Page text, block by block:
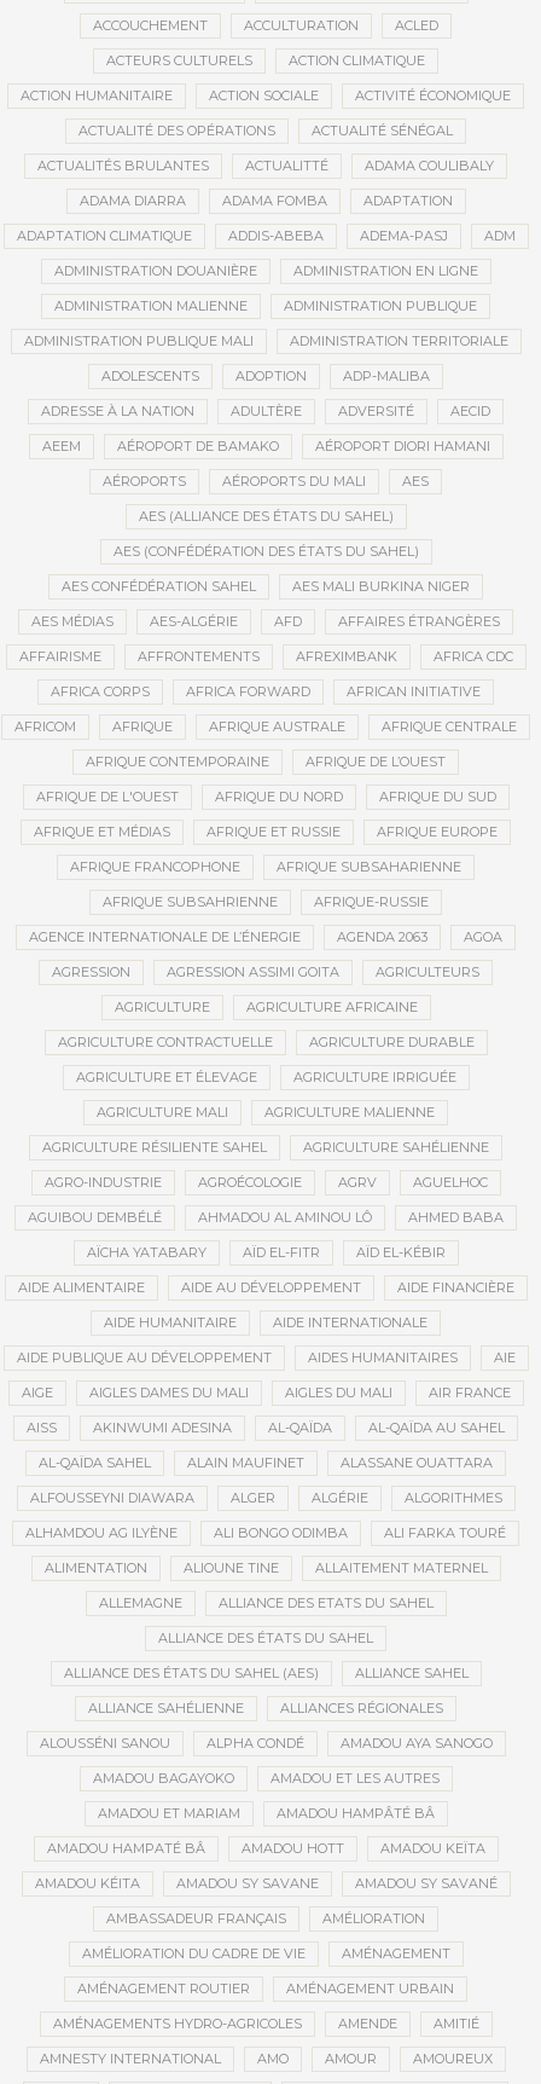
ACCOUCHEMENT ACCULTURATION ACLED
ACTEURS CULTURELS ACTION CLIMATIQUE
ACTION HUMANITAIRE ACTION SOCIALE ACTIVITÉ ÉCONOMIQUE
ACTUALITÉ DES OPÉRATIONS ACTUALITÉ SÉNÉGAL
ACTUALITÉS BRULANTES ACTUALITTÉ ADAMA COULIBALY
ADAMA DIARRA ADAMA FOMBA ADAPTATION
ADAPTATION CLIMATIQUE ADDIS-ABEBA ADEMA-PASJ ADM
ADMINISTRATION DOUANIÈRE ADMINISTRATION EN LIGNE
ADMINISTRATION MALIENNE ADMINISTRATION PUBLIQUE
ADMINISTRATION PUBLIQUE MALI ADMINISTRATION TERRITORIALE
ADOLESCENTS ADOPTION ADP-MALIBA
ADRESSE À LA NATION ADULTÈRE ADVERSITÉ AECID
AEEM AÉROPORT DE BAMAKO AÉROPORT DIORI HAMANI
AÉROPORTS AÉROPORTS DU MALI AES
AES (ALLIANCE DES ÉTATS DU SAHEL)
AES (CONFÉDÉRATION DES ÉTATS DU SAHEL)
AES CONFÉDÉRATION SAHEL AES MALI BURKINA NIGER
AES MÉDIAS AES-ALGÉRIE AFD AFFAIRES ÉTRANGÈRES
AFFAIRISME AFFRONTEMENTS AFREXIMBANK AFRICA CDC
AFRICA CORPS AFRICA FORWARD AFRICAN INITIATIVE
AFRICOM AFRIQUE AFRIQUE AUSTRALE AFRIQUE CENTRALE
AFRIQUE CONTEMPORAINE AFRIQUE DE L’OUEST
AFRIQUE DE L'OUEST AFRIQUE DU NORD AFRIQUE DU SUD
AFRIQUE ET MÉDIAS AFRIQUE ET RUSSIE AFRIQUE EUROPE
AFRIQUE FRANCOPHONE AFRIQUE SUBSAHARIENNE
AFRIQUE SUBSAHRIENNE AFRIQUE-RUSSIE
AGENCE INTERNATIONALE DE L’ÉNERGIE AGENDA 2063 AGOA
AGRESSION AGRESSION ASSIMI GOITA AGRICULTEURS
AGRICULTURE AGRICULTURE AFRICAINE
AGRICULTURE CONTRACTUELLE AGRICULTURE DURABLE
AGRICULTURE ET ÉLEVAGE AGRICULTURE IRRIGUÉE
AGRICULTURE MALI AGRICULTURE MALIENNE
AGRICULTURE RÉSILIENTE SAHEL AGRICULTURE SAHÉLIENNE
AGRO-INDUSTRIE AGROÉCOLOGIE AGRV AGUELHOC
AGUIBOU DEMBÉLÉ AHMADOU AL AMINOU LÔ AHMED BABA
AÏCHA YATABARY AÏD EL-FITR AÏD EL-KÉBIR
AIDE ALIMENTAIRE AIDE AU DÉVELOPPEMENT AIDE FINANCIÈRE
AIDE HUMANITAIRE AIDE INTERNATIONALE
AIDE PUBLIQUE AU DÉVELOPPEMENT AIDES HUMANITAIRES AIE
AIGE AIGLES DAMES DU MALI AIGLES DU MALI AIR FRANCE
AISS AKINWUMI ADESINA AL-QAÏDA AL-QAÏDA AU SAHEL
AL-QAÏDA SAHEL ALAIN MAUFINET ALASSANE OUATTARA
ALFOUSSEYNI DIAWARA ALGER ALGÉRIE ALGORITHMES
ALHAMDOU AG ILYÈNE ALI BONGO ODIMBA ALI FARKA TOURÉ
ALIMENTATION ALIOUNE TINE ALLAITEMENT MATERNEL
ALLEMAGNE ALLIANCE DES ETATS DU SAHEL
ALLIANCE DES ÉTATS DU SAHEL
ALLIANCE DES ÉTATS DU SAHEL (AES) ALLIANCE SAHEL
ALLIANCE SAHÉLIENNE ALLIANCES RÉGIONALES
ALOUSSÉNI SANOU ALPHA CONDÉ AMADOU AYA SANOGO
AMADOU BAGAYOKO AMADOU ET LES AUTRES
AMADOU ET MARIAM AMADOU HAMPÂTÉ BÂ
AMADOU HAMPATÉ BÂ AMADOU HOTT AMADOU KEÏTA
AMADOU KÉITA AMADOU SY SAVANE AMADOU SY SAVANÉ
AMBASSADEUR FRANÇAIS AMÉLIORATION
AMÉLIORATION DU CADRE DE VIE AMÉNAGEMENT
AMÉNAGEMENT ROUTIER AMÉNAGEMENT URBAIN
AMÉNAGEMENTS HYDRO-AGRICOLES AMENDE AMITIÉ
AMNESTY INTERNATIONAL AMO AMOUR AMOUREUX